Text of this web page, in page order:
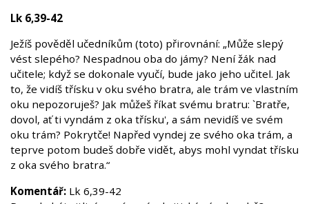
Lk 6,39-42
Ježíš pověděl učedníkům (toto) přirovnání: „Může slepý
vést slepého? Nespadnou oba do jámy? Není žák nad
učitele; když se dokonale vyučí, bude jako jeho učitel. Jak
to, že vidíš třísku v oku svého bratra, ale trám ve vlastním
oku nepozoruješ? Jak můžeš říkat svému bratru: `Bratře,
dovol, ať ti vyndám z oka třísku', a sám nevidíš ve svém
oku trám? Pokrytče! Napřed vyndej ze svého oka trám, a
teprve potom budeš dobře vidět, abys mohl vyndat třísku
z oka svého bratra.“
Komentář: Lk 6,39-42